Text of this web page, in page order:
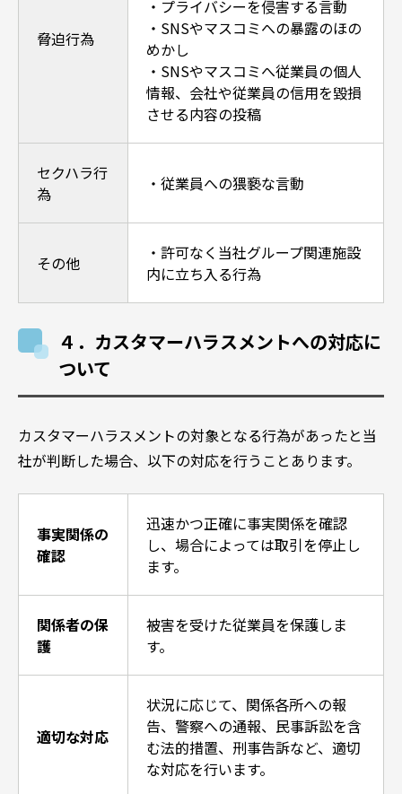
脅迫行為
・プライバシーを侵害する言動
・SNSやマスコミへの暴露のほの
めかし
・SNSやマスコミへ従業員の個人
情報、会社や従業員の信用を毀損
させる内容の投稿
セクハラ行
為
・従業員への猥褻な言動
その他
・許可なく当社グループ関連施設
内に立ち入る行為
４．カスタマーハラスメントへの対応に
ついて
カスタマーハラスメントの対象となる行為があったと当
社が判断した場合、以下の対応を行うことあります。
事実関係の
確認
迅速かつ正確に事実関係を確認
し、場合によっては取引を停止し
ます。
関係者の保
護
被害を受けた従業員を保護しま
す。
適切な対応
状況に応じて、関係各所への報
告、警察への通報、民事訴訟を含
む法的措置、刑事告訴など、適切
な対応を行います。